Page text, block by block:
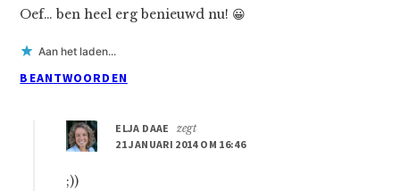
Oef… ben heel erg benieuwd nu! 😀
Aan het laden...
BEANTWOORDEN
ELJA DAAE
zegt
21 JANUARI 2014 OM 16:46
;))